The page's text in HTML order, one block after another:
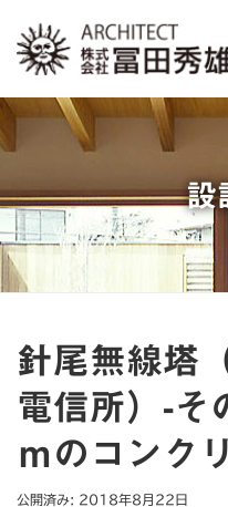
設
針尾無線塔
電信所）-
ｍのコンク
公開済み: 2018年8月22日